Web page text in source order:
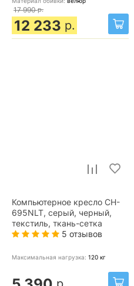
17 990 р.
12 233 р.
Компьютерное кресло CH-
695NLT, серый, черный,
текстиль, ткань-сетка
5 отзывов
Максимальная нагрузка: 120 кг